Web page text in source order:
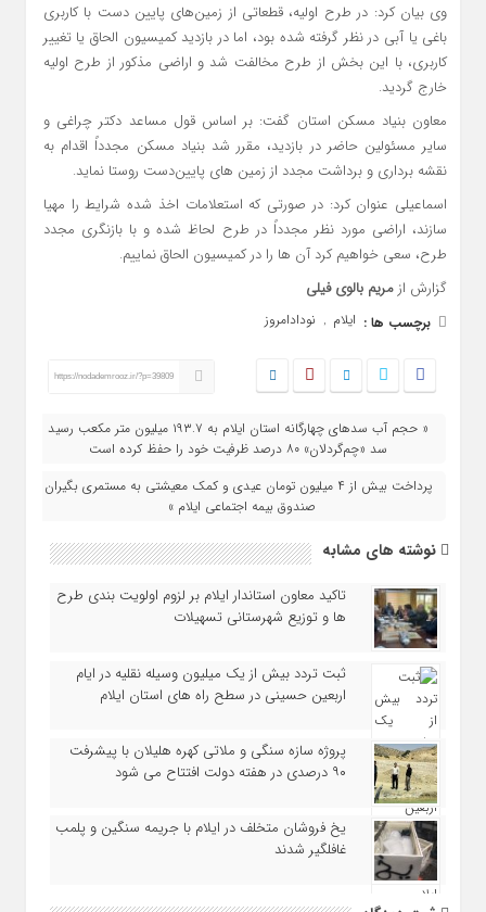
وی بیان کرد: در طرح اولیه، قطعاتی از زمین‌های پایین‌ دست با کاربری
باغی یا آبی در نظر گرفته شده بود، اما در بازدید کمیسیون الحاق یا تغییر
کاربری، با این بخش از طرح مخالفت شد و اراضی مذکور از طرح اولیه
خارج گردید.
معاون بنیاد مسکن استان گفت: بر اساس قول مساعد دکتر چراغی و
سایر مسئولین حاضر در بازدید، مقرر شد بنیاد مسکن مجدداً اقدام به
نقشه‌ برداری و برداشت مجدد از زمین‌ های پایین‌دست روستا نماید.
اسماعیلی عنوان کرد: در صورتی که استعلامات اخذ شده شرایط را مهیا
سازند، اراضی مورد نظر مجدداً در طرح لحاظ شده و با بازنگری مجدد
طرح، سعی خواهیم کرد آن‌ ها را در کمیسیون الحاق نماییم.
گزارش ازمریم بالوی فیلی
برچسب ها : ایلام , نودادامروز
https://nodademrooz.ir/?p=39809
« حجم آب سدهای چهارگانه استان ایلام به ۱۹۳.۷ میلیون متر مکعب رسید |
سد «چم‌گردلان» ۸۰ درصد ظرفیت خود را حفظ کرده است
پرداخت بیش از ۴ میلیون تومان عیدی و کمک‌ معیشتی به مستمری‌ بگیران
صندوق بیمه اجتماعی ایلام »
نوشته های مشابه
تاکید معاون استاندار ایلام بر لزوم اولویت‌ بندی طرح‌
ها و توزیع شهرستانی تسهیلات
ثبت تردد بیش از یک میلیون وسیله نقلیه در ایام
اربعین حسینی در سطح راه‌ های استان ایلام
پروژه سازه سنگی و ملاتی کهره هلیلان با پیشرفت
۹۰ درصدی در هفته دولت افتتاح می شود
یخ‌ فروشان متخلف در ایلام با جریمه سنگین و پلمب
غافلگیر شدند